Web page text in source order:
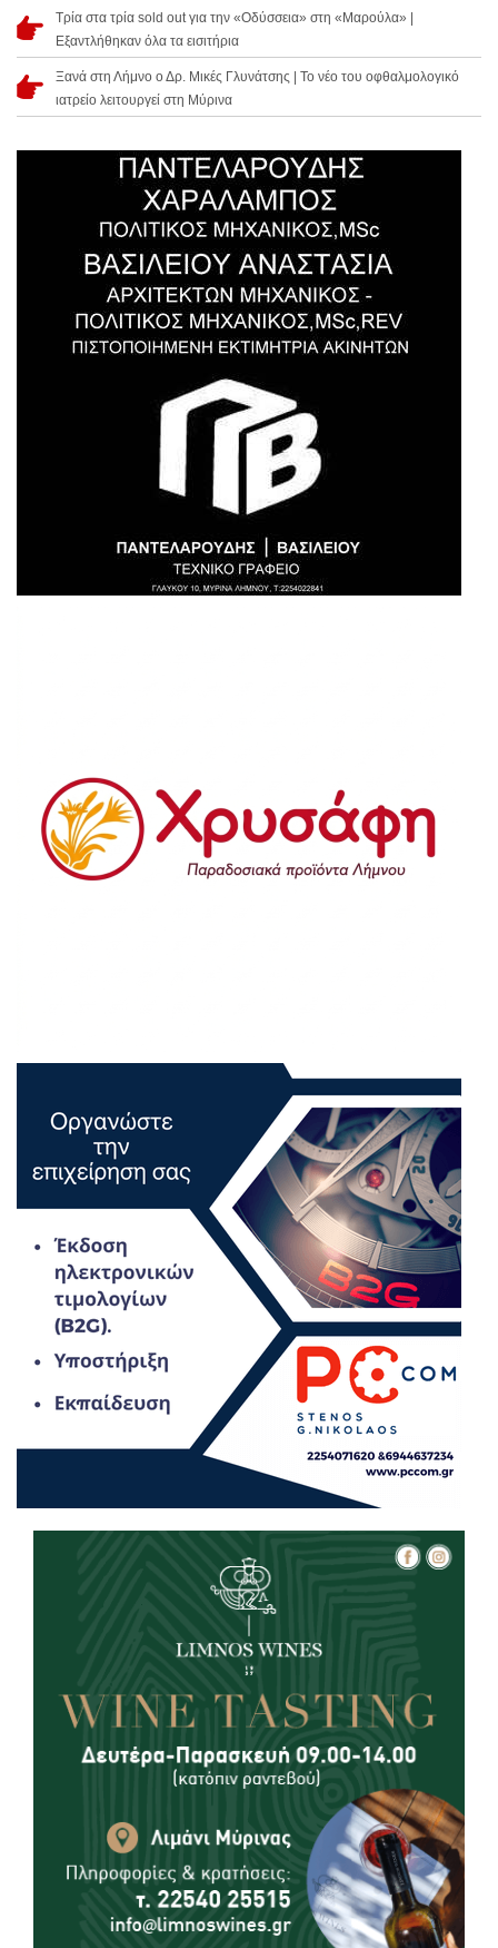
Τρία στα τρία sold out για την «Οδύσσεια» στη «Μαρούλα» |
Εξαντλήθηκαν όλα τα εισιτήρια
Ξανά στη Λήμνο ο Δρ. Μικές Γλυνάτσης | Το νέο του οφθαλμολογικό
ιατρείο λειτουργεί στη Μύρινα